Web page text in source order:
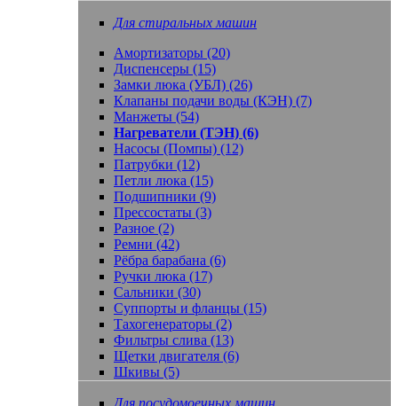
Для стиральных машин
Амортизаторы (20)
Диспенсеры (15)
Замки люка (УБЛ) (26)
Клапаны подачи воды (КЭН) (7)
Манжеты (54)
Нагреватели (ТЭН) (6)
Насосы (Помпы) (12)
Патрубки (12)
Петли люка (15)
Подшипники (9)
Прессостаты (3)
Разное (2)
Ремни (42)
Рёбра барабана (6)
Ручки люка (17)
Сальники (30)
Суппорты и фланцы (15)
Тахогенераторы (2)
Фильтры слива (13)
Щетки двигателя (6)
Шкивы (5)
Для посудомоечных машин